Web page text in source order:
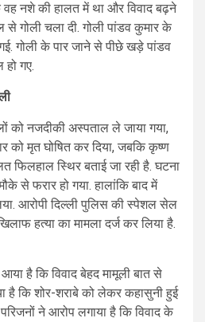
वह नशे की हालत में था और विवाद बढ़ने
गोली चला दी. गोली पांडव कुमार के
गोली के पार जाने से पीछे खड़े पांडव
गए.
को नजदीकी अस्पताल ले जाया गया,
को मृत घोषित कर दिया, जबकि कृष्ण
फिलहाल स्थिर बताई जा रही है. घटना
से फरार हो गया. हालांकि बाद में
आरोपी दिल्ली पुलिस की स्पेशल सेल
हत्या का मामला दर्ज कर लिया है.
है कि विवाद बेहद मामूली बात से
कि शोर-शराबे को लेकर कहासुनी हुई
ने आरोप लगाया है कि विवाद के